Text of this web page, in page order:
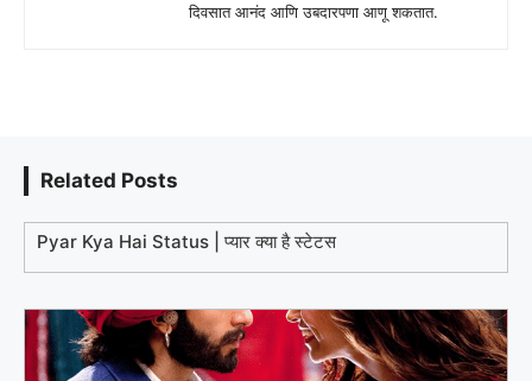
दिवसात आनंद आणि उबदारपणा आणू शकतात.
Related Posts
Pyar Kya Hai Status | प्यार क्या है स्टेटस